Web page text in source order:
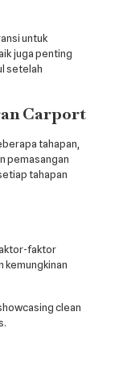
untuk
juga penting
setelah
Carport
tahapan,
pemasangan
tahapan
faktor
kemungkinan